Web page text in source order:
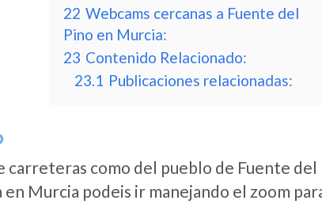
22 Webcams cercanas a Fuente del
Pino en Murcia:
23 Contenido Relacionado:
23.1 Publicaciones relacionadas:
carreteras como del pueblo de Fuente del
Murcia podeis ir manejando el zoom